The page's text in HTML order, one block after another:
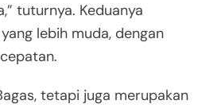
tuturnya. Keduanya
lebih muda, dengan
tetapi juga merupakan